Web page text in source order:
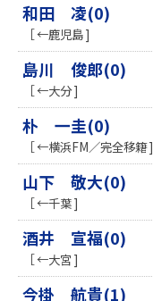
和田 凌(0)
［ ←鹿児島 ]
島川 俊郎(0)
［ ←大分 ]
朴 一圭(0)
［ ←横浜FM／完全移籍 ]
山下 敬大(0)
［ ←千葉 ]
酒井 宣福(0)
［ ←大宮 ]
今掛 航貴(1)